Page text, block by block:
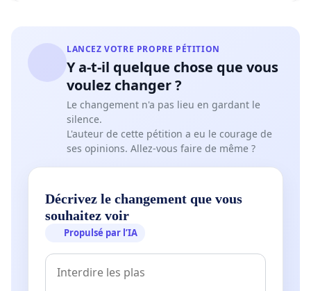
LANCEZ VOTRE PROPRE PÉTITION
Y a-t-il quelque chose que vous
voulez changer ?
Le changement n'a pas lieu en gardant le
silence.
L'auteur de cette pétition a eu le courage de
ses opinions. Allez-vous faire de même ?
Décrivez le changement que vous
souhaitez voir
Propulsé par l’IA